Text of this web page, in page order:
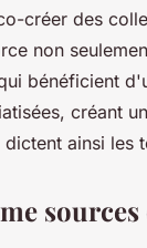
créer des
non
bénéficient
créant
ainsi les